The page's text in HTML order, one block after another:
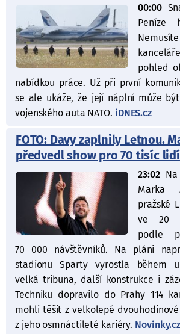
00:00
Peníze
pohled
nabídkou práce. Už při první
se ale ukáže, že její náplní může
vojenského auta NATO.iDNES.cz
FOTO: Davy zaplnily Letnou.
předvedl show pro 70 tisíc lidí
23:02Na
Marka
pražské
ve 20
podle
70 000 návštěvníků. Na pláni
stadionu Sparty vyrostla během
velká tribuna, další konstrukce i
Techniku dopravilo do Prahy 114
mohli těšit z velkolepé
z jeho osmnáctileté kariéry.